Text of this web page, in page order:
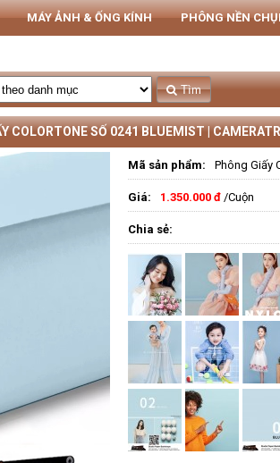
MÁY ẢNH & ỐNG KÍNH PHÔNG NỀN
Tìm
COLORTONE SỐ 0241 BLUEMIST |
Mã sản phẩm: Phông Giấy
Giá: 1.350.000 đ /Cuộn
Chia sẻ: